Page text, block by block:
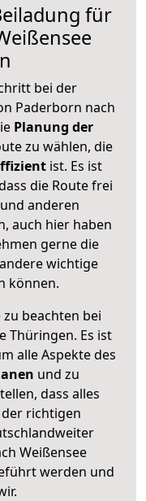
für
bei der
Paderborn nach
Planung der
zu wählen, die
ist. Es ist
die Route frei
anderen
auch hier haben
gerne die
wichtige
können.
beachten bei
Thüringen. Es ist
alle Aspekte des
und zu
dass alles
richtigen
Weißensee
werden und